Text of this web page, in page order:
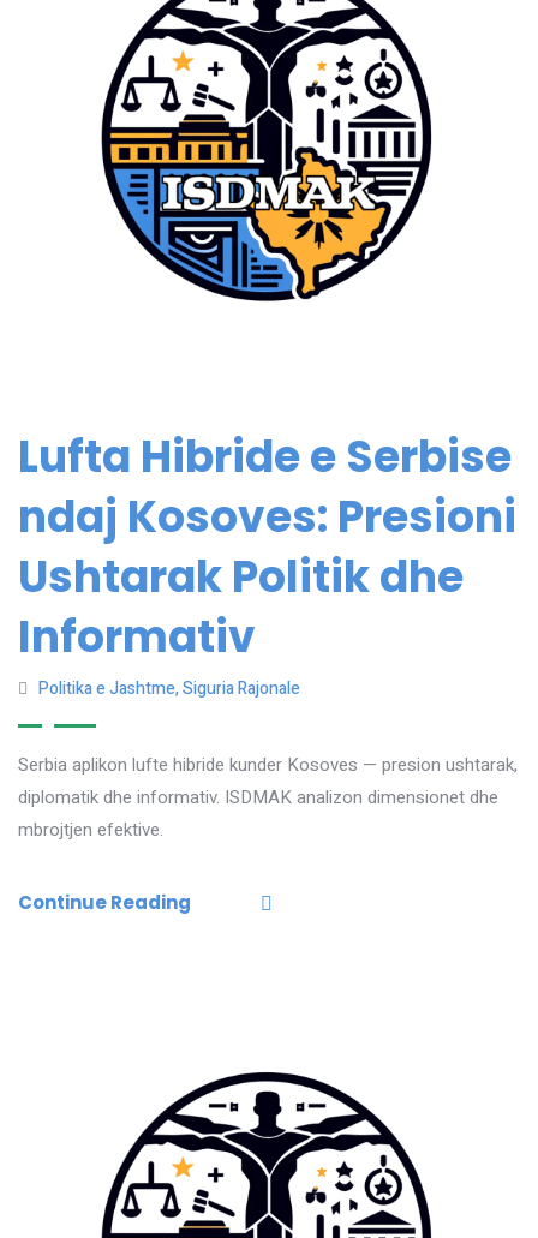
Lufta Hibride e Serbise
ndaj Kosoves: Presioni
Ushtarak Politik dhe
Informativ
Politika e Jashtme,Siguria Rajonale
Serbia aplikon lufte hibride kunder Kosoves — presion ushtarak,
diplomatik dhe informativ. ISDMAK analizon dimensionet dhe
mbrojtjen efektive.
Continue Reading